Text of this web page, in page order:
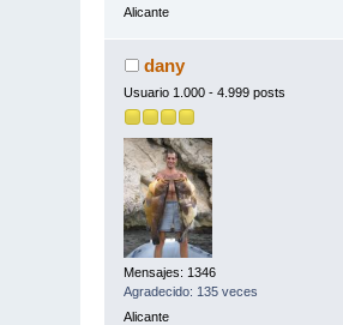
Alicante
dany
Usuario 1.000 - 4.999 posts
Mensajes: 1346
Agradecido: 135 veces
Alicante